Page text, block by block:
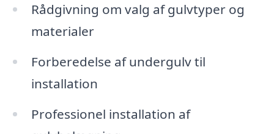
Rådgivning om valg af gulvtyper og
materialer
Forberedelse af undergulv til
installation
Professionel installation af